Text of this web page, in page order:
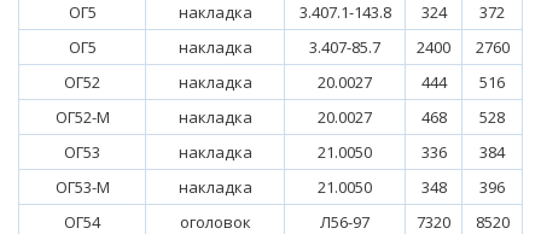
ОГ5
накладка 3.407.1-143.8 324
372
ОГ5
накладка 3.407-85.7 2400
2760
ОГ52
накладка 20.0027 444
516
ОГ52-М
накладка 20.0027 468
528
ОГ53
накладка 21.0050 336
384
ОГ53-М
накладка 21.0050 348
396
ОГ54
оголовок Л56-97 7320
8520